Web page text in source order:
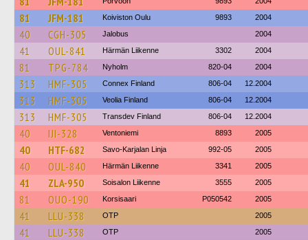
81 JFM-181 Koiviston Oulu 9893 2004
40 CGH-305 Jalobus 2004
41 OUL-841 Härmän Liikenne 3302 2004
81 TPG-784 Nyholm 820-04 2004
313 HMF-305 Connex Finland 806-04 12.2004
313 HMF-305 Veolia Finland 806-04 12.2004
313 HMF-305 Transdev Finland 806-04 12.2004
40 IJI-328 Ventoniemi 8893 2005
40 HTF-682 Savo-Karjalan Linja 992-05 2005
40 OUL-840 Härmän Liikenne 3341 2005
41 ZLA-950 Soisalon Liikenne 3555 2005
81 OUO-190 Korsisaari P050542 2005
41 LLU-338 OTP 2005
41 LLU-338 OTP 2005